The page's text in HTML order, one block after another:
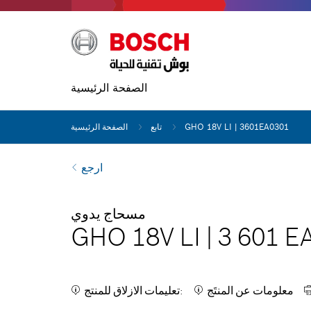
الصفحة الرئيسية
الصفحة الرئيسية تابع GHO 18V LI | 3601EA0301
ارجع
مسحاج يدوي
GHO 18V LI | 3 601
تعليمات الازلاق للمنتج: معلومات عن المنتَج